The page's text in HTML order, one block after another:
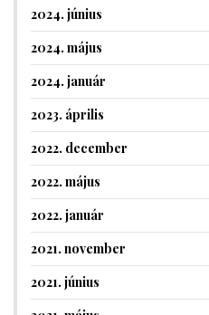
2024. június
2024. május
2024. január
2023. április
2022. december
2022. május
2022. január
2021. november
2021. június